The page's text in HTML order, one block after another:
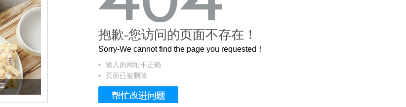
被列入佛家七宝的它到底有多美？
抱歉-您访问的页面不存在！
Sorry-We cannot find the page you requested！
输入的网址不正确
页面已被删除